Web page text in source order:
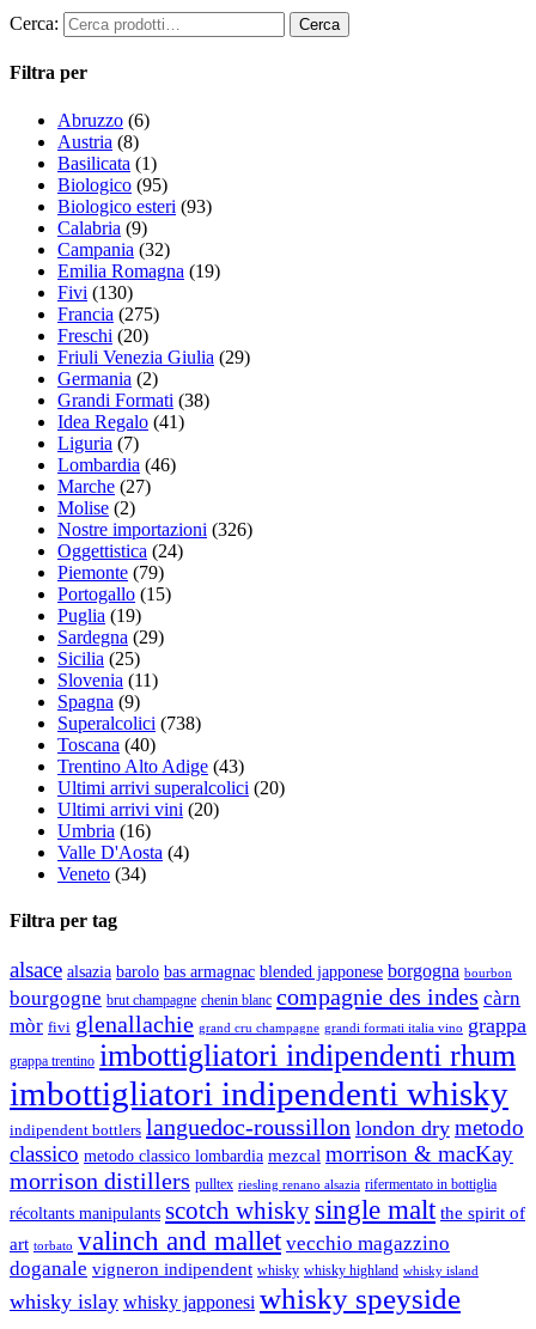
Cerca:
Filtra per
Abruzzo (6)
Austria (8)
Basilicata (1)
Biologico (95)
Biologico esteri (93)
Calabria (9)
Campania (32)
Emilia Romagna (19)
Fivi (130)
Francia (275)
Freschi (20)
Friuli Venezia Giulia (29)
Germania (2)
Grandi Formati (38)
Idea Regalo (41)
Liguria (7)
Lombardia (46)
Marche (27)
Molise (2)
Nostre importazioni (326)
Oggettistica (24)
Piemonte (79)
Portogallo (15)
Puglia (19)
Sardegna (29)
Sicilia (25)
Slovenia (11)
Spagna (9)
Superalcolici (738)
Toscana (40)
Trentino Alto Adige (43)
Ultimi arrivi superalcolici (20)
Ultimi arrivi vini (20)
Umbria (16)
Valle D'Aosta (4)
Veneto (34)
Filtra per tag
alsace alsazia barolo bas armagnac blended japponese borgogna bourbon
bourgogne brut champagne chenin blanc compagnie des indes càrn
mòr fivi glenallachie grand cru champagne grandi formati italia vino grappa
grappa trentino imbottigliatori indipendenti rhum
imbottigliatori indipendenti whisky
indipendent bottlers languedoc-roussillon london dry metodo
classico metodo classico lombardia mezcal morrison & macKay
morrison distillers pulltex riesling renano alsazia rifermentato in bottiglia
récoltants manipulants scotch whisky single malt the spirit of
art torbato valinch and mallet vecchio magazzino
doganale vigneron indipendent whisky whisky highland whisky island
whisky islay whisky japponesi whisky speyside